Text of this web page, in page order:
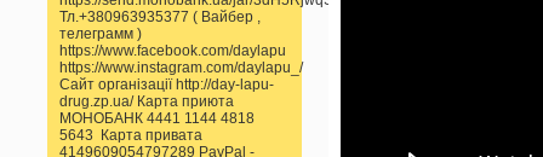
Тл.+380963935377 ( Вайбер ,
телеграмм )
https://www.facebook.com/daylapu
https://www.instagram.com/daylapu_/
Сайт організації http://day-lapu-
drug.zp.ua/ Карта приюта
МОНОБАНК 4441 1144 4818
5643 Карта привата
4149609054797289 PayPal -